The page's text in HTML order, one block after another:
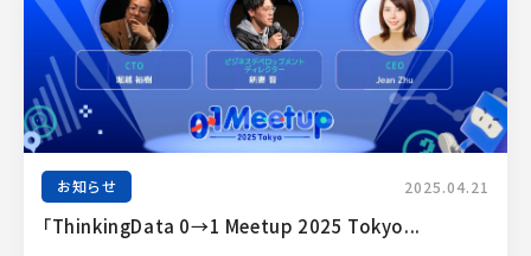
お知らせ 2025.04.21
「ThinkingData 0→1 Meetup 2025 Tokyo...